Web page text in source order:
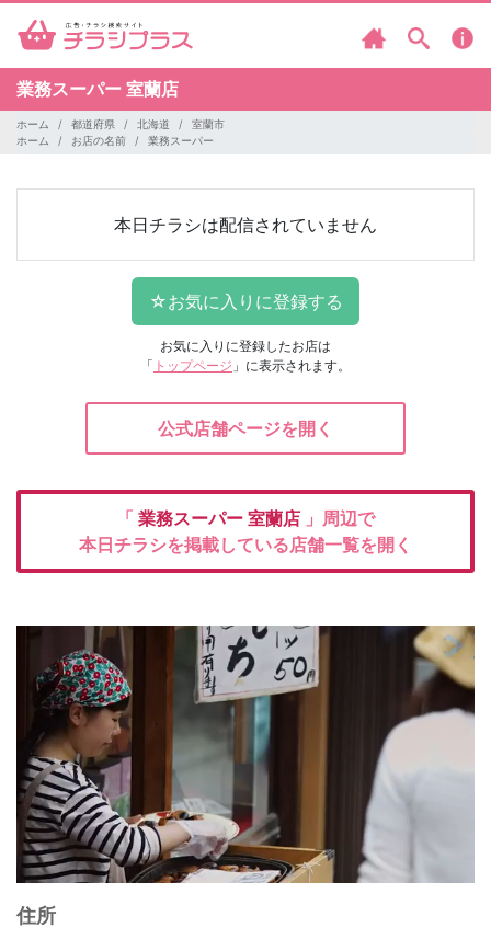
業務スーパー 室蘭店
ホーム 都道府県 北海道
室蘭市
ホーム
お店の名前 業務スーパー
本日チラシは配信されていません
お気に入りに登録したお店は
「 トップページ 」に表示されます。
公式店舗ページを開く
「 業務スーパー 室蘭店 」周辺で
本日チラシを掲載している店舗一覧を開く
住所